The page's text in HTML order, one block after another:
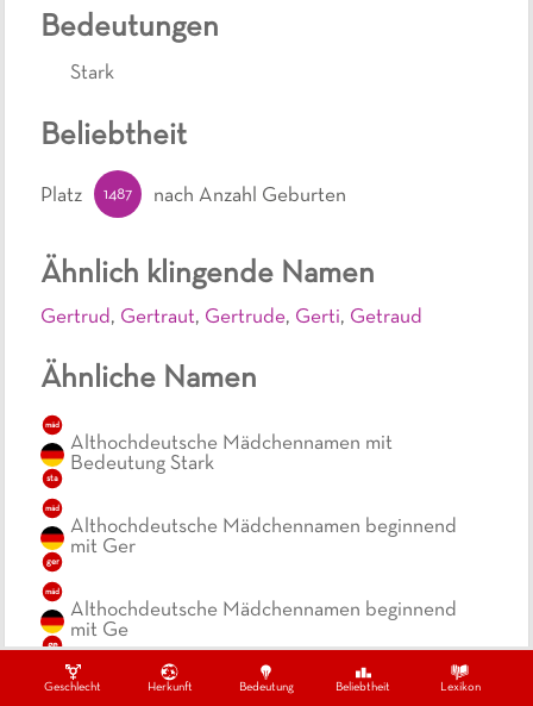
Geschlecht Herkunft Bedeutung Beliebtheit Lexikon
Bedeutungen
Stark
Ähnlich klingende Namen
Gertrud, Gertraut, Gertrude, Gerti, Getraud
Ähnliche Namen
mäd
sta
Althochdeutsche Mädchennamen mit
Bedeutung Stark
mäd
ger
Althochdeutsche Mädchennamen beginnend
mit Ger
mäd
ge
Althochdeutsche Mädchennamen beginnend
mit Ge
Althochdeutsche Mädchennamen beginnend
Beliebtheit
Platz 1487 nach Anzahl Geburten